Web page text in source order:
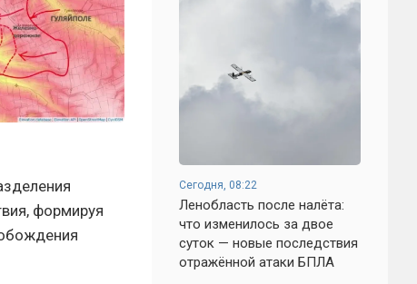
формируя
Сегодня, 08:22
Ленобласть после налёта:
что изменилось за двое
суток — новые последствия
отражённой атаки БПЛА